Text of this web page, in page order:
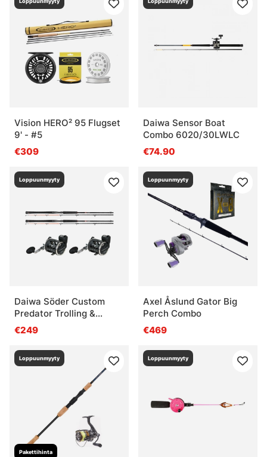
Vision HERO² 95 Flugset
9' - #5
€309
Daiwa Sensor Boat
Combo 6020/30LWLC
€74.90
Loppuunmyyty
Daiwa Söder Custom
Predator Trolling &
Okuma Convector LC
CV-20D Combo 2-Pack
€249
Loppuunmyyty
Axel Åslund Gator Big
Perch Combo
€469
Pakettihinta
Loppuunmyyty Loppuunmyyty